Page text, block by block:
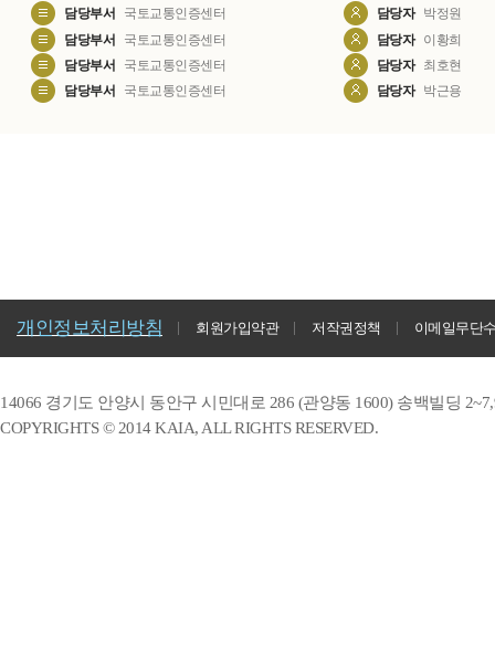
담당부서 국토교통인증센터 담당자
박정원
담당부서
국토교통인증센터 담당자
이황희
담당부서
국토교통인증센터 담당자
최호현
담당부서
국토교통인증센터 담당자 박근용
개인정보처리방침 회원가입약관 저작권정책 이메일무단
14066 경기도 안양시 동안구 시민대로 286 (관양동 1600) 송백빌딩
COPYRIGHTS © 2014 KAIA, ALL RIGHTS RESERVED.